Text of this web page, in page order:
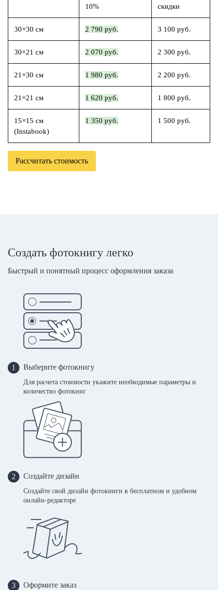
10%
скидки
30×30 см 2 790 руб. 3 100 руб.
30×21 см 2 070 руб. 2 300 руб.
21×30 см 1 980 руб. 2 200 руб.
21×21 см 1 620 руб. 1 800 руб.
15×15 см
(Instabook)
1 350 руб. 1 500 руб.
Рассчитать стоимость
Создать фотокнигу легко
Быстрый и понятный процесс оформления заказа
1 Выберите фотокнигу
Для расчета стоимости укажите необходимые параметры и
количество фотокниг
2 Создайте дизайн
Создайте свой дизайн фотокниги в бесплатном и удобном
онлайн-редакторе
3 Оформите заказ